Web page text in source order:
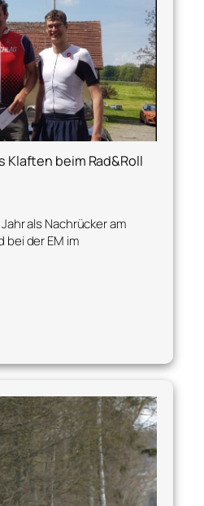
Klaften beim Rad&Roll
als Nachrücker am
bei der EM im